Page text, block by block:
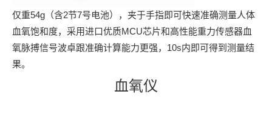
仅重54g（含2节7号电池），夹于手指即可快速准确测量人体
血氧饱和度，采用进口优质MCU芯片和高性能重力传感器血
氧脉搏信号波卓跟准确计算能力更强， 10s内即可得到测量结
果。
血氧仪